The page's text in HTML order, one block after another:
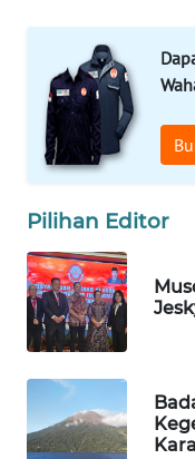
Pilihan Editor
TRAVEL
WAHANA
TV
ID
WAHANANEWS
CO ID
WAHANA